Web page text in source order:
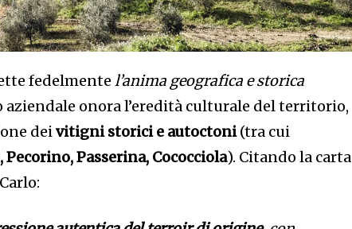
fedelmentel’anima geografica e storica
aziendale onora l’eredità culturale del territorio,
deivitigni storici e autoctoni(tra cui
Pecorino, Passerina, Cococciola). Citando la carta